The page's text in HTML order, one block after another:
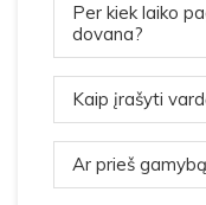
Per kiek laiko
dovana?
Kaip įrašyti
Ar prieš